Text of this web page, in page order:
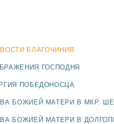
БЛАГОЧИНИЯ
ГОСПОДНЯ
ПОБЕДОНОСЦА
БОЖИЕЙ МАТЕРИ В МКР.
БОЖИЕЙ МАТЕРИ В